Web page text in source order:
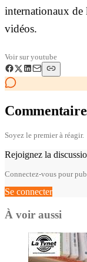
internationaux de
vidéos.
Voir suryoutube
Soyez le premier à réagir.
Rejoignez la
Connectez-vous pour
Se connecter
À voir aussi